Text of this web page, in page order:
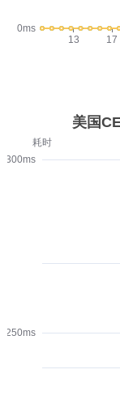
0ms
13 17
耗时
250ms
300ms
美国